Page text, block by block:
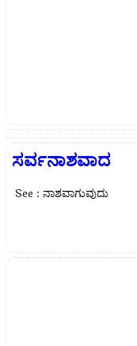
ಸರ್ವನಾಶವಾದ
See : ನಾಶವಾಗುವುದು